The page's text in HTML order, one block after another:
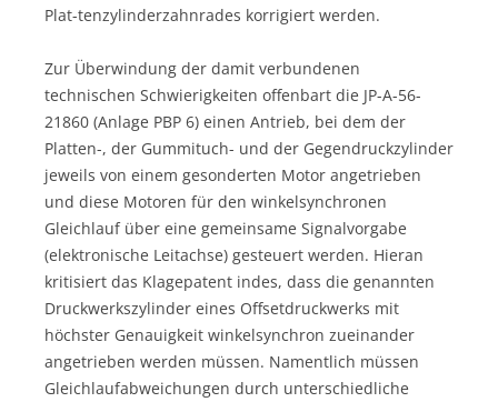
Plat-tenzylinderzahnrades korrigiert werden.
Zur Überwindung der damit verbundenen
technischen Schwierigkeiten offenbart die JP-A-56-
21860 (Anlage PBP 6) einen Antrieb, bei dem der
Platten-, der Gummituch- und der Gegendruckzylinder
jeweils von einem gesonderten Motor angetrieben
und diese Motoren für den winkelsynchronen
Gleichlauf über eine gemeinsame Signalvorgabe
(elektronische Leitachse) gesteuert werden. Hieran
kritisiert das Klagepatent indes, dass die genannten
Druckwerkszylinder eines Offsetdruckwerks mit
höchster Genauigkeit winkelsynchron zueinander
angetrieben werden müssen. Namentlich müssen
Gleichlaufabweichungen durch unterschiedliche